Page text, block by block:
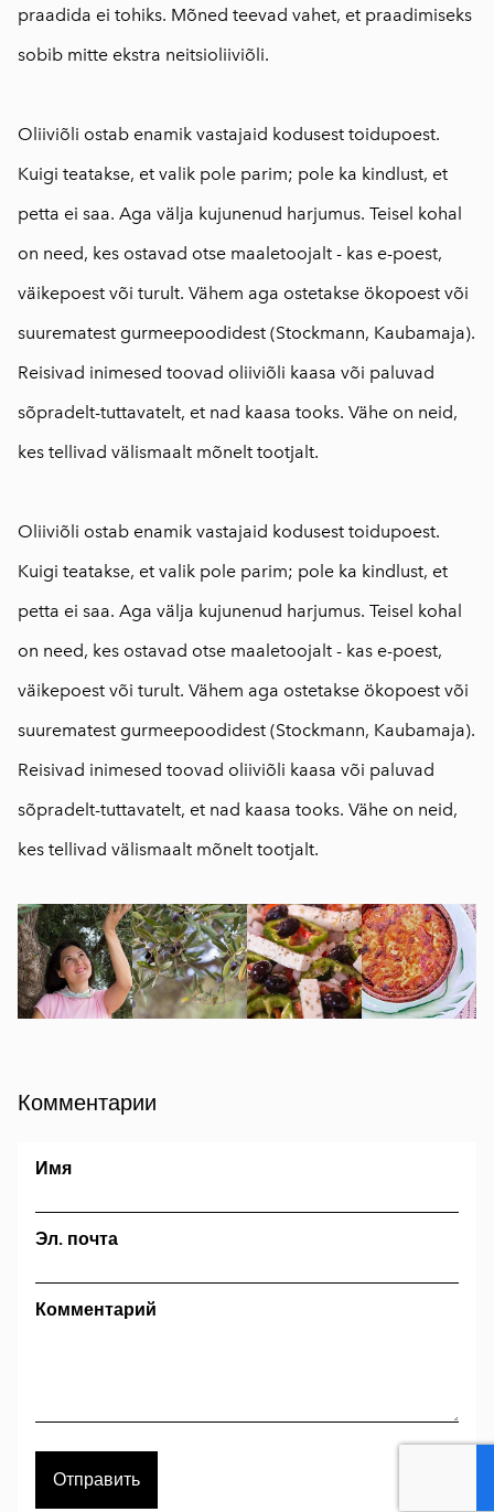
praadida ei tohiks. Mõned teevad vahet, et praadimiseks
sobib mitte ekstra neitsioliiviõli.
Oliiviõli ostab enamik vastajaid kodusest toidupoest.
Kuigi teatakse, et valik pole parim; pole ka kindlust, et
petta ei saa. Aga välja kujunenud harjumus. Teisel kohal
on need, kes ostavad otse maaletoojalt - kas e-poest,
väikepoest või turult. Vähem aga ostetakse ökopoest või
suurematest gurmeepoodidest (Stockmann, Kaubamaja).
Reisivad inimesed toovad oliiviõli kaasa või paluvad
sõpradelt-tuttavatelt, et nad kaasa tooks. Vähe on neid,
kes tellivad välismaalt mõnelt tootjalt.
Oliiviõli ostab enamik vastajaid kodusest toidupoest.
Kuigi teatakse, et valik pole parim; pole ka kindlust, et
petta ei saa. Aga välja kujunenud harjumus. Teisel kohal
on need, kes ostavad otse maaletoojalt - kas e-poest,
väikepoest või turult. Vähem aga ostetakse ökopoest või
suurematest gurmeepoodidest (Stockmann, Kaubamaja).
Reisivad inimesed toovad oliiviõli kaasa või paluvad
sõpradelt-tuttavatelt, et nad kaasa tooks. Vähe on neid,
kes tellivad välismaalt mõnelt tootjalt.
Комментарии
Имя
Эл. почта
Комментарий